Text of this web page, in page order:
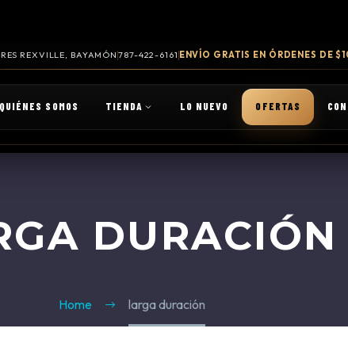
REXVILLE, BAYAMÓN 787-422-6161 ENVÍO GRATIS EN ÓRDENES DE
QUIÉNES SOMOS TIENDA LO NUEVO OFERTAS
DURACIÓN
Home larga duración